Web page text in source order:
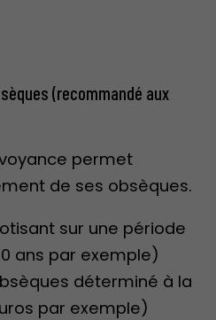
(recommandé aux
permet
de ses obsèques.
sur une période
ans par exemple)
déterminé à la
par exemple)